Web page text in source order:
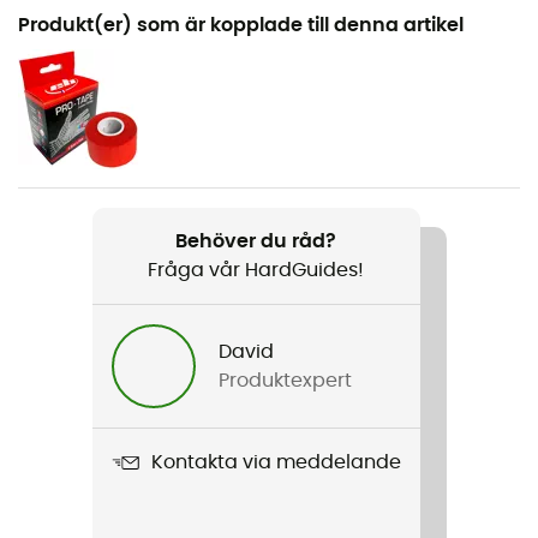
Rekommenderad för
Klättring / Sportklättring
Kön
Dam
Produktnamn
Sulans styvhet
Produkt(er) som är kopplade till denna artikel
Behöver du råd?
Fråga vår HardGuides!
David
Produktexpert
Kontakta via meddelande